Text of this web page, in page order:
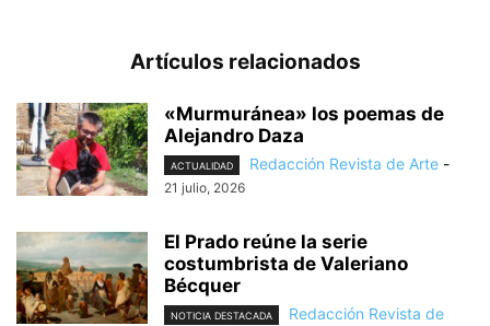
Artículos relacionados
«Murmuránea» los poemas de
Alejandro Daza
ACTUALIDAD Redacción Revista de Arte -
21 julio, 2026
El Prado reúne la serie
costumbrista de Valeriano
Bécquer
NOTICIA DESTACADA
Redacción Revista de